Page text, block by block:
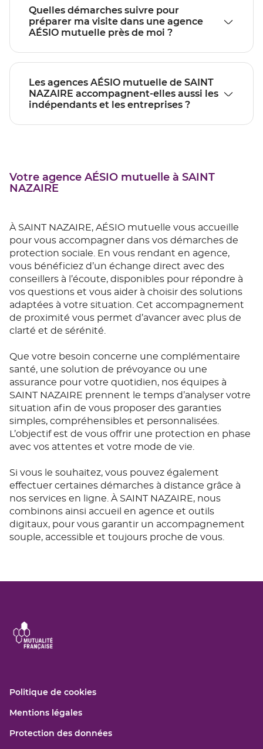
Quelles démarches suivre pour
préparer ma visite dans une agence
AÉSIO mutuelle près de moi ?
Les agences AÉSIO mutuelle de SAINT
NAZAIRE accompagnent-elles aussi les
indépendants et les entreprises ?
Votre agence AÉSIO mutuelle à SAINT
NAZAIRE
À SAINT NAZAIRE, AÉSIO mutuelle vous accueille
pour vous accompagner dans vos démarches de
protection sociale. En vous rendant en agence,
vous bénéficiez d’un échange direct avec des
conseillers à l’écoute, disponibles pour répondre à
vos questions et vous aider à choisir des solutions
adaptées à votre situation. Cet accompagnement
de proximité vous permet d’avancer avec plus de
clarté et de sérénité.
Que votre besoin concerne une complémentaire
santé, une solution de prévoyance ou une
assurance pour votre quotidien, nos équipes à
SAINT NAZAIRE prennent le temps d’analyser votre
situation afin de vous proposer des garanties
simples, compréhensibles et personnalisées.
L’objectif est de vous offrir une protection en phase
avec vos attentes et votre mode de vie.
Si vous le souhaitez, vous pouvez également
effectuer certaines démarches à distance grâce à
nos services en ligne. À SAINT NAZAIRE, nous
combinons ainsi accueil en agence et outils
digitaux, pour vous garantir un accompagnement
souple, accessible et toujours proche de vous.
Politique de cookies(ouvre
fenêtre)
Mentions légales(ouvre
une
Protection des données(ouvre